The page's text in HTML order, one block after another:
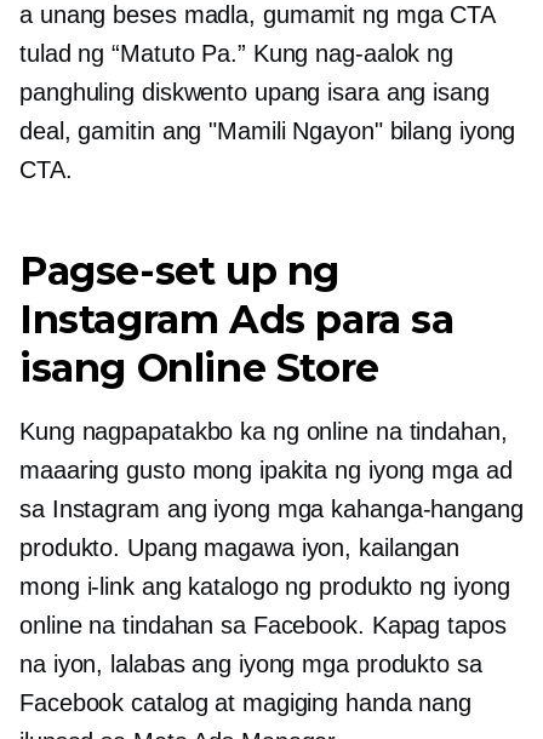
a unang besesmadla, gumamit ng mga CTA
tulad ng “Matuto Pa.” Kung nag-aalok ng
panghuling diskwento upang isara ang isang
deal, gamitin ang "Mamili Ngayon" bilang iyong
CTA.
Pagse-set up ng
Instagram Ads para sa
isang Online Store
Kung nagpapatakbo ka ng online na tindahan,
maaaring gusto mong ipakita ng iyong mga ad
sa Instagram ang iyong mga kahanga-hangang
produkto. Upang magawa iyon, kailangan
mong i-link ang katalogo ng produkto ng iyong
online na tindahan sa Facebook. Kapag tapos
na iyon, lalabas ang iyong mga produkto sa
Facebook catalog at magiging handa nang